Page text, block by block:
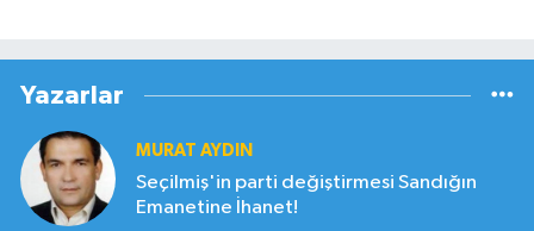
Yazarlar
MURAT AYDIN
Seçilmiş'in parti değiştirmesi Sandığın
Emanetine İhanet!